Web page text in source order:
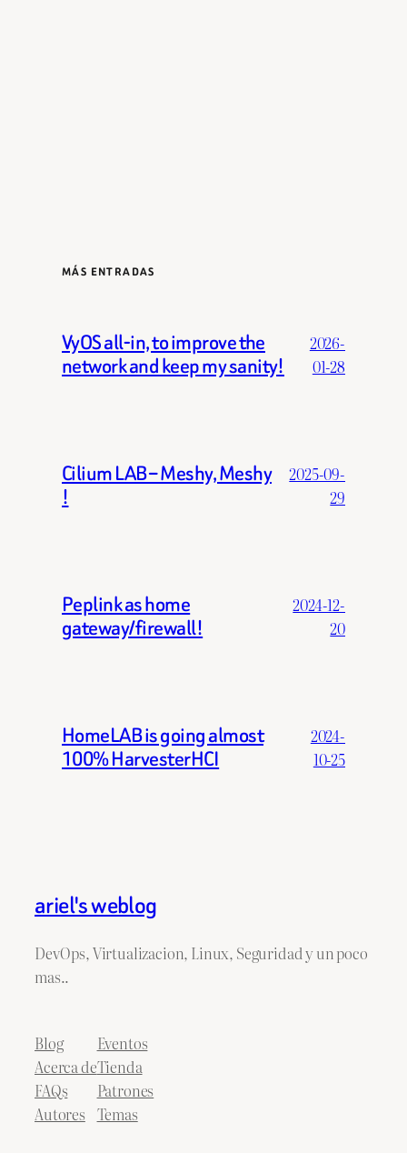
MÁS ENTRADAS
VyOS all-in, to improve the
network and keep my sanity!
2026-
01-28
Cilium LAB – Meshy, Meshy
!
2025-09-
29
Peplink as home
gateway/firewall!
2024-12-
20
HomeLAB is going almost
100% HarvesterHCI
2024-
10-25
ariel's weblog
DevOps, Virtualizacion, Linux, Seguridad y un poco
mas..
Blog
Acerca de
FAQs
Autores
Eventos
Tienda
Patrones
Temas